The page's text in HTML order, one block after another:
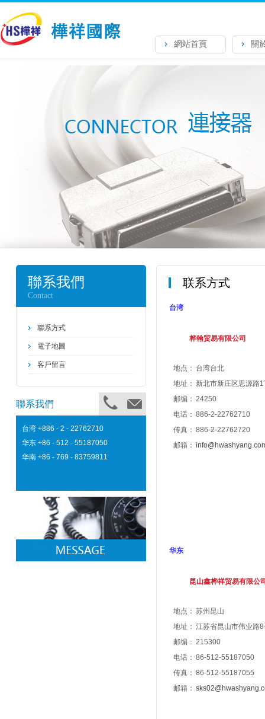
網站首頁 關
聯系我們
Contact
聯系方式
電子地圖
客戶留言
聯系我們
台湾 +886 - 2 - 22762710
华东 +86 - 512 - 55187050
华南 +86 - 769 - 83759811
联系方式
台湾
桦翰贸易有限公司
地点： 台湾台北
地址： 新北市新庄区思源路
邮编： 24250
电话： 886-2-22762710
传真： 886-2-22762720
邮箱：
华东
昆山鑫桦祥贸易有限公
地点： 苏州昆山
地址： 江苏省昆山市伟业路8
邮编： 215300
电话： 86-512-55187050
传真： 86-512-55187055
邮箱：